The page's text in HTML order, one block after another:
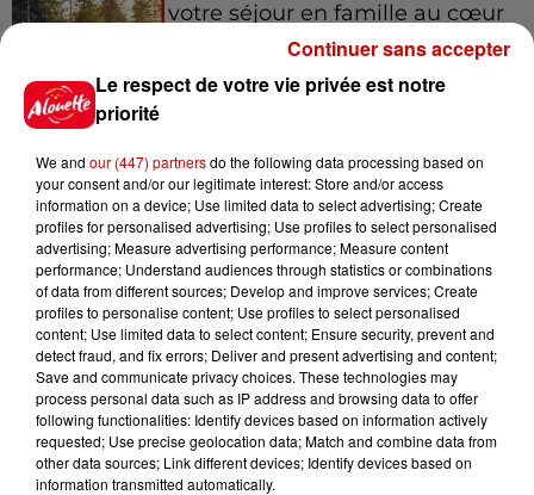
votre séjour en famille au cœur
vous !
Podcasts Voir plus
Kelly Massol, figure
emblématique de
l'entrepreneuriat féminin
Le respect de votre vie privée est notre
priorité
We and our (447) partnersdo the following data processing based on
your consent and/or our legitimate interest: Store and/or access
information on a device; Use limited data to select advertising; Create
profiles for personalised advertising; Use profiles to select personalised
advertising; Measure advertising performance; Measure content
performance; Understand audiences through statistics or combinations
of data from different sources; Develop and improve services; Create
profiles to personalise content; Use profiles to select personalised
content; Use limited data to select content; Ensure security, prevent and
detect fraud, and fix errors; Deliver and present advertising and content;
Save and communicate privacy choices. These technologies may
process personal data such as IP address and browsing data to offer
following functionalities: Identify devices based on information actively
requested; Use precise geolocation data; Match and combine data from
other data sources; Link different devices; Identify devices based on
information transmitted automatically.
Continuer sans accepter